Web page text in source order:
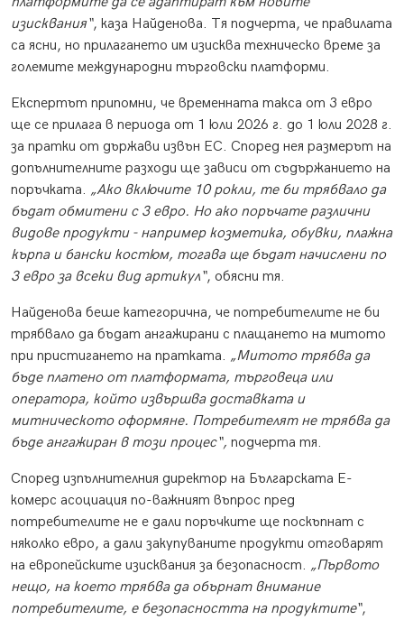
изисквания“, каза Найденова. Тя подчерта, че правилата
са ясни, но прилагането им изисква техническо време за
големите международни търговски платформи.
Експертът припомни, че временната такса от 3 евро
ще се прилага в периода от 1 юли 2026 г. до 1 юли 2028 г.
за пратки от държави извън ЕС. Според нея размерът на
допълнителните разходи ще зависи от съдържанието на
поръчката. „Ако включите 10 рокли, те би трябвало да
бъдат обмитени с 3 евро. Но ако поръчате различни
видове продукти - например козметика, обувки, плажна
кърпа и бански костюм, тогава ще бъдат начислени по
3 евро за всеки вид артикул“, обясни тя.
Найденова беше категорична, че потребителите не би
трябвало да бъдат ангажирани с плащането на митото
при пристигането на пратката. „Митото трябва да
бъде платено от платформата, търговеца или
оператора, който извършва доставката и
митническото оформяне. Потребителят не трябва да
бъде ангажиран в този процес“, подчерта тя.
Според изпълнителния директор на Българската Е-
комерс асоциация по-важният въпрос пред
потребителите не е дали поръчките ще поскъпнат с
няколко евро, а дали закупуваните продукти отговарят
на европейските изисквания за безопасност. „Първото
нещо, на което трябва да обърнат внимание
потребителите, е безопасността на продуктите“,